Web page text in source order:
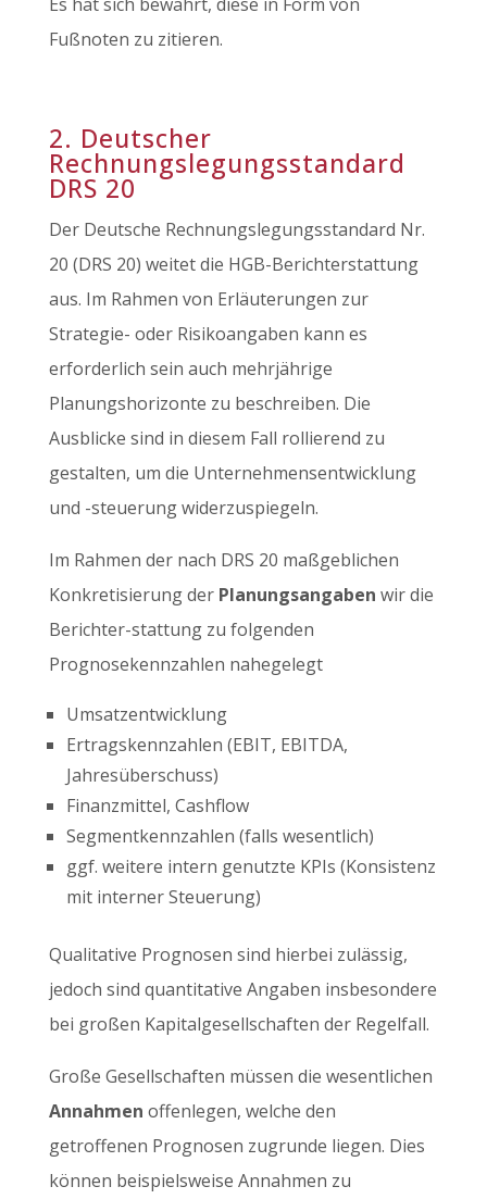
Fußnoten zu zitieren.
2. Deutscher
Rechnungslegungsstandard
DRS 20
Der Deutsche Rechnungslegungsstandard Nr.
20 (DRS 20) weitet die HGB-Berichterstattung
aus. Im Rahmen von Erläuterungen zur
Strategie- oder Risikoangaben kann es
erforderlich sein auch mehrjährige
Planungshorizonte zu beschreiben. Die
Ausblicke sind in diesem Fall rollierend zu
gestalten, um die Unternehmensentwicklung
und -steuerung widerzuspiegeln.
Im Rahmen der nach DRS 20 maßgeblichen
Konkretisierung der Planungsangaben wir die
Berichter-stattung zu folgenden
Prognosekennzahlen nahegelegt
Umsatzentwicklung
Ertragskennzahlen (EBIT, EBITDA,
Jahresüberschuss)
Finanzmittel, Cashflow
Segmentkennzahlen (falls wesentlich)
ggf. weitere intern genutzte KPIs (Konsistenz
mit interner Steuerung)
Qualitative Prognosen sind hierbei zulässig,
jedoch sind quantitative Angaben insbesondere
bei großen Kapitalgesellschaften der Regelfall.
Große Gesellschaften müssen die wesentlichen
Annahmen offenlegen, welche den
getroffenen Prognosen zugrunde liegen. Dies
können beispielsweise Annahmen zu